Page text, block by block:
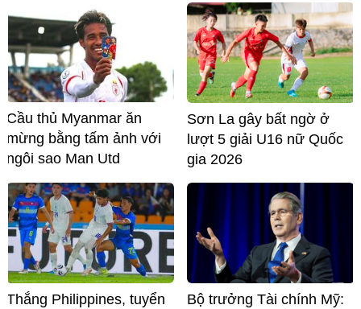
Cầu thủ Myanmar ăn
mừng bằng tấm ảnh với
ngôi sao Man Utd
Sơn La gây bất ngờ ở
lượt 5 giải U16 nữ Quốc
gia 2026
Thắng Philippines, tuyển
Bộ trưởng Tài chính Mỹ: